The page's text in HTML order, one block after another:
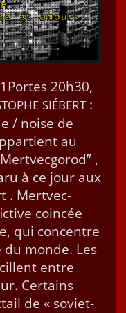
20h30,
SIÉBERT:
/ noise de
au
,
à ce jour aux
. Mertvec­
coincée
qui con­cen­tre
monde. Les
entre
Cer­tains
de « soviet-